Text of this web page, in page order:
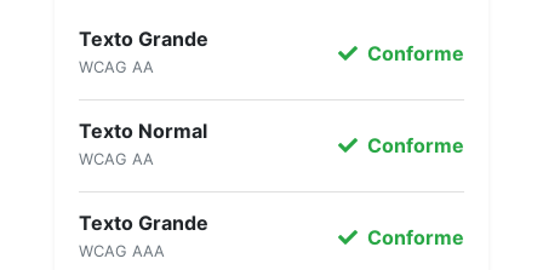
Texto Grande
WCAG AA
Conforme
Texto Normal
WCAG AA
Conforme
Texto Grande
WCAG AAA
Conforme